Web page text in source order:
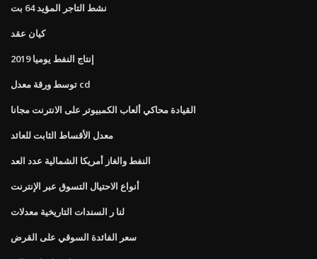
نشط التاجر المؤيد 64 بت
كيان عقد
إنتاج النفط يوميا 2019
توسط ورقة معدل cd
القيادة محاكي ألعاب الكمبيوتر على الانترنت مجانا
معدل الأقساط الثابت للعائد
النفط والغاز أمريكا الشمالية عدد العد
أنواع الاحتيال التسوق عبر الإنترنت
لنا ر السندات التاريخية معدلات
سعر الفائدة السوقي على القرض